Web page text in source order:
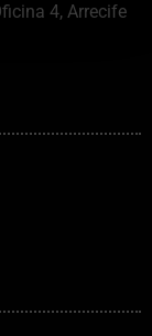
4, Arrecife